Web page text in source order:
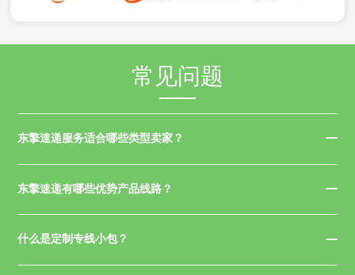
常见问题
东擎速递服务适合哪些类型卖家？
东擎速递有哪些优势产品线路？
什么是定制专线小包？